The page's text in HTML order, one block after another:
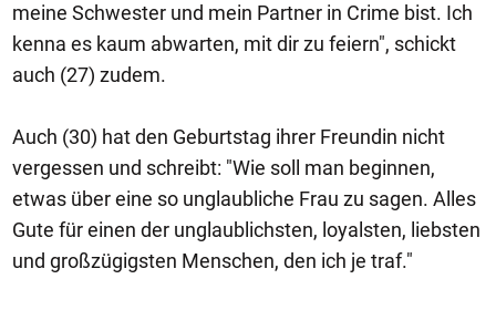
meine Schwester und mein Partner in Crime bist. Ich
kenna es kaum abwarten, mit dir zu feiern", schickt
auch (27) zudem.
Auch (30) hat den Geburtstag ihrer Freundin nicht
vergessen und schreibt: "Wie soll man beginnen,
etwas über eine so unglaubliche Frau zu sagen. Alles
Gute für einen der unglaublichsten, loyalsten, liebsten
und großzügigsten Menschen, den ich je traf."